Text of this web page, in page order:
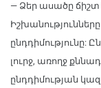
— Ձեր ասածը ճիշտ
ընդդիմությունը:
լուրջ, առողջ
ընդդիմության